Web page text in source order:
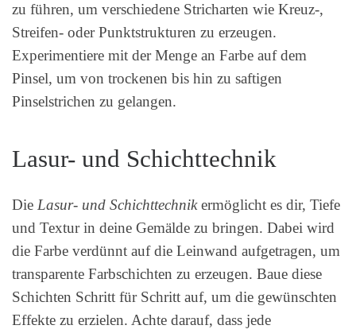
zu führen, um verschiedene Stricharten wie Kreuz-,
Streifen- oder Punktstrukturen zu erzeugen.
Experimentiere mit der Menge an Farbe auf dem
Pinsel, um von trockenen bis hin zu saftigen
Pinselstrichen zu gelangen.
Lasur- und Schichttechnik
Die Lasur- und Schichttechnikermöglicht es dir, Tiefe
und Textur in deine Gemälde zu bringen. Dabei wird
die Farbe verdünnt auf die Leinwand aufgetragen, um
transparente Farbschichten zu erzeugen. Baue diese
Schichten Schritt für Schritt auf, um die gewünschten
Effekte zu erzielen. Achte darauf, dass jede